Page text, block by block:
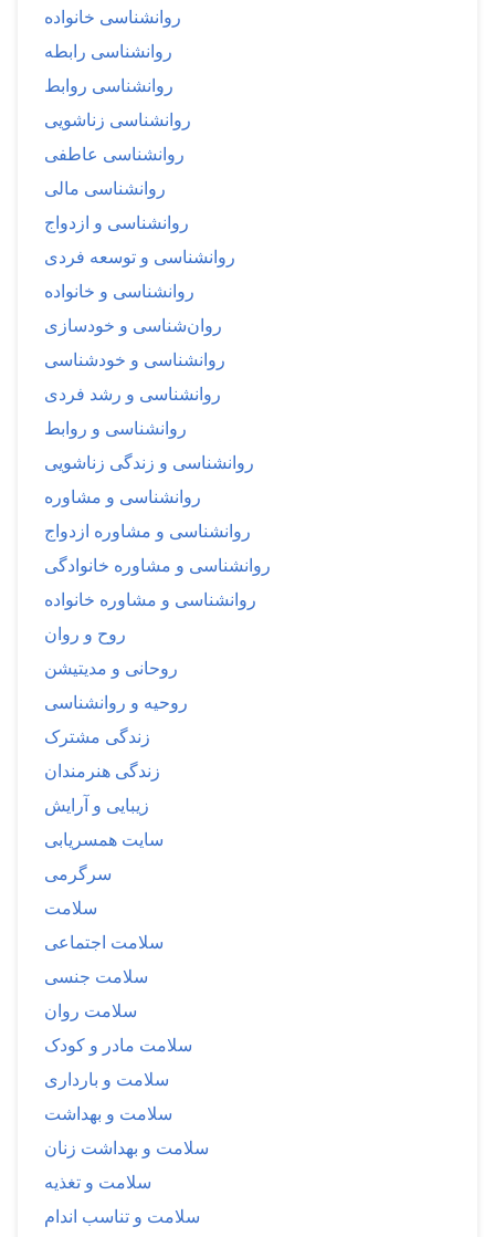
روانشناسی خانواده
روانشناسی رابطه
روانشناسی روابط
روانشناسی زناشویی
روانشناسی عاطفی
روانشناسی مالی
روانشناسی و ازدواج
روانشناسی و توسعه فردی
روانشناسی و خانواده
روان‌شناسی و خودسازی
روانشناسی و خودشناسی
روانشناسی و رشد فردی
روانشناسی و روابط
روانشناسی و زندگی زناشویی
روانشناسی و مشاوره
روانشناسی و مشاوره ازدواج
روانشناسی و مشاوره خانوادگی
روانشناسی و مشاوره خانواده
روح و روان
روحانی و مدیتیشن
روحیه و روانشناسی
زندگی مشترک
زندگی هنرمندان
زیبایی و آرایش
سایت همسریابی
سرگرمی
سلامت
سلامت اجتماعی
سلامت جنسی
سلامت روان
سلامت مادر و کودک
سلامت و بارداری
سلامت و بهداشت
سلامت و بهداشت زنان
سلامت و تغذیه
سلامت و تناسب اندام